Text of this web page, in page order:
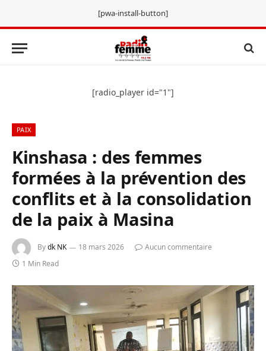
[pwa-install-button]
[radio_player id="1"]
PAIX
Kinshasa : des femmes
formées à la prévention des
conflits et à la consolidation
de la paix à Masina
Bydk NK 18 mars 2026
Aucun commentaire
1 Min Read